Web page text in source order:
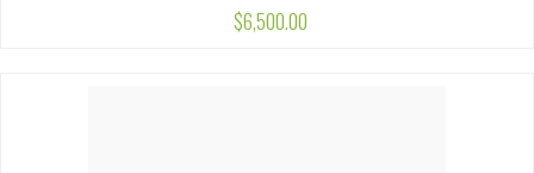
$6,500.00